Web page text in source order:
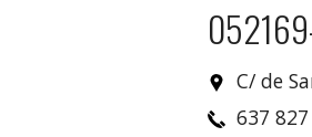
C/ de
637 827